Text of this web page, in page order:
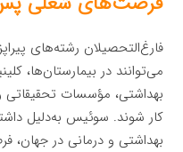
فارغ‌التحصیلان رشته‌های
می‌توانند در بیمارستان‌ها،
بهداشتی، مؤسسات
کار شوند. سوئیس به‌دلیل
بهداشتی و درمانی در